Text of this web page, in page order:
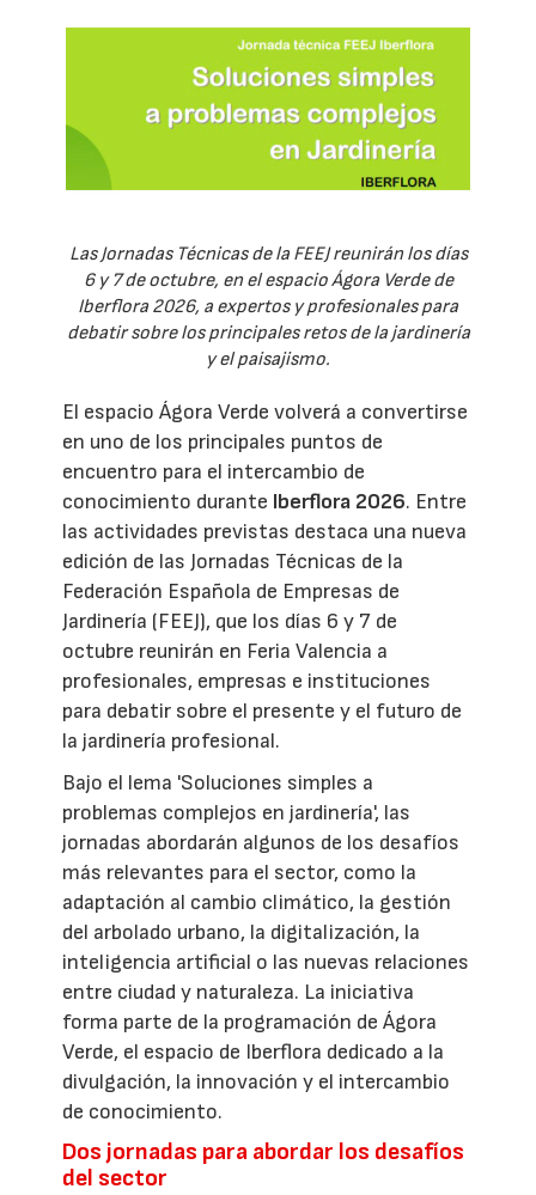
Las Jornadas Técnicas de la FEEJ reunirán los días
6 y 7 de octubre, en el espacio Ágora Verde de
Iberflora 2026, a expertos y profesionales para
debatir sobre los principales retos de la jardinería
y el paisajismo.
El espacio Ágora Verde volverá a convertirse
en uno de los principales puntos de
encuentro para el intercambio de
conocimiento durante Iberflora 2026. Entre
las actividades previstas destaca una nueva
edición de las Jornadas Técnicas de la
Federación Española de Empresas de
Jardinería (FEEJ), que los días 6 y 7 de
octubre reunirán en Feria Valencia a
profesionales, empresas e instituciones
para debatir sobre el presente y el futuro de
la jardinería profesional.
Bajo el lema 'Soluciones simples a
problemas complejos en jardinería', las
jornadas abordarán algunos de los desafíos
más relevantes para el sector, como la
adaptación al cambio climático, la gestión
del arbolado urbano, la digitalización, la
inteligencia artificial o las nuevas relaciones
entre ciudad y naturaleza. La iniciativa
forma parte de la programación de Ágora
Verde, el espacio de Iberflora dedicado a la
divulgación, la innovación y el intercambio
de conocimiento.
Dos jornadas para abordar los desafíos
del sector